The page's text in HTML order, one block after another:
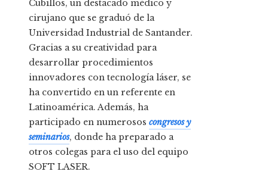
Cubillos, un destacado médico y
cirujano que se graduó de la
Universidad Industrial de Santander.
Gracias a su creatividad para
desarrollar procedimientos
innovadores con tecnología láser, se
ha convertido en un referente en
Latinoamérica. Además, ha
participado en numerosos congresos y
seminarios, donde ha preparado a
otros colegas para el uso del equipo
SOFT LASER.